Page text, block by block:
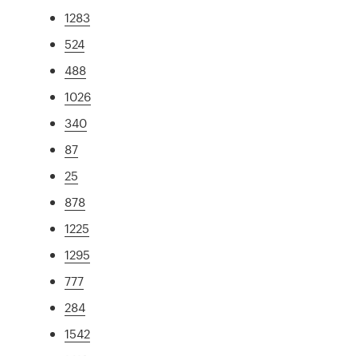
1283
524
488
1026
340
87
25
878
1225
1295
777
284
1542